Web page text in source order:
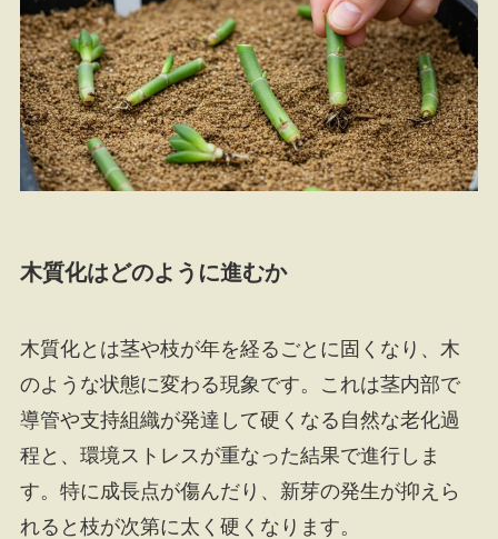
木質化はどのように進むか
木質化とは茎や枝が年を経るごとに固くなり、木
のような状態に変わる現象です。これは茎内部で
導管や支持組織が発達して硬くなる自然な老化過
程と、環境ストレスが重なった結果で進行しま
す。特に成長点が傷んだり、新芽の発生が抑えら
れると枝が次第に太く硬くなります。